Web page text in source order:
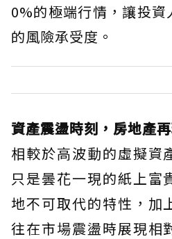
0%的極端行情，讓投資
的風險承受度。
資產震盪時刻，房地產再
相較於高波動的虛擬資
只是曇花一現的紙上富
地不可取代的特性，加
往在市場震盪時展現相